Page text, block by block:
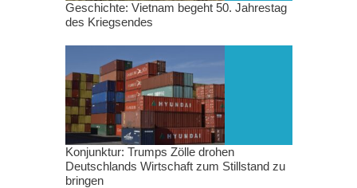
Geschichte: Vietnam begeht 50. Jahrestag
des Kriegsendes
Konjunktur: Trumps Zölle drohen
Deutschlands Wirtschaft zum Stillstand zu
bringen